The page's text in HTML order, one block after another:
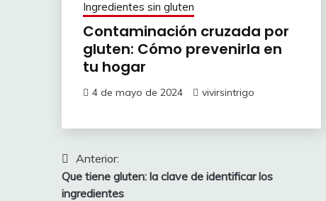
Ingredientes sin gluten
Contaminación cruzada por
gluten: Cómo prevenirla en
tu hogar
4 de mayo de 2024 vivirsintrigo
Navegación
de
Anterior:
Que tiene gluten: la clave de identificar los
ingredientes